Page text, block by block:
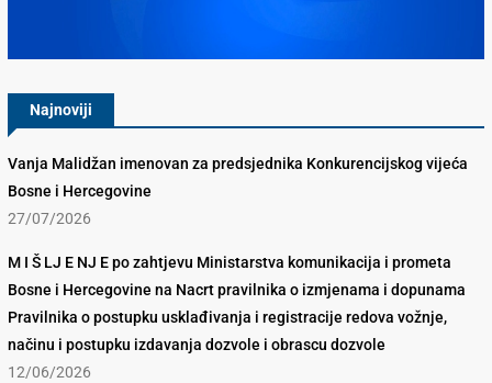
Najnoviji
Vanja Malidžan imenovan za predsjednika Konkurencijskog vijeća
Bosne i Hercegovine
27/07/2026
M I Š LJ E NJ E po zahtjevu Ministarstva komunikacija i prometa
Bosne i Hercegovine na Nacrt pravilnika o izmjenama i dopunama
Pravilnika o postupku usklađivanja i registracije redova vožnje,
načinu i postupku izdavanja dozvole i obrascu dozvole
12/06/2026